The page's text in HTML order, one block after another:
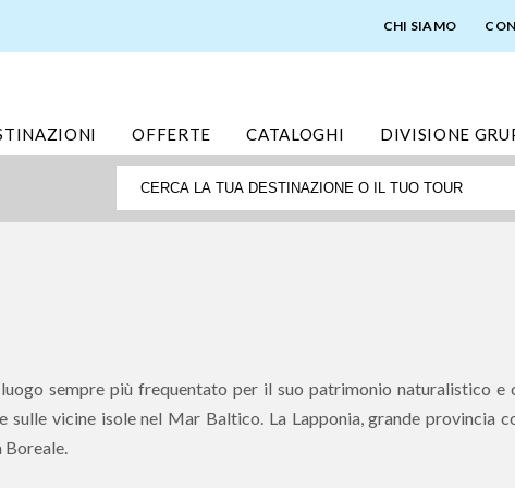
CHI SIAMO
OFFERTE CATALOGHI DIVISIONE
sempre più frequentato per il suo patrimonio naturalistico e
sulle vicine isole nel Mar Baltico. La Lapponia, grande provincia
Boreale.